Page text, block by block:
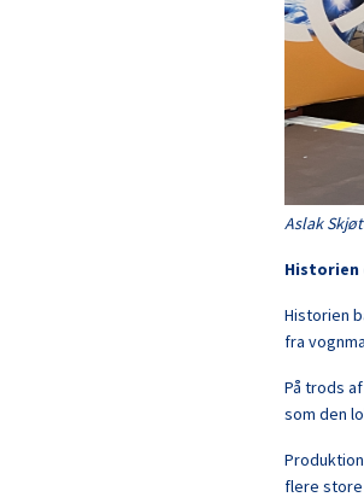
Aslak
Historien
Historien
fra
På trods
som den
flere